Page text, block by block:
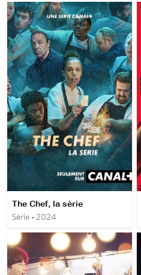
The Chef, la série
Série • 2024